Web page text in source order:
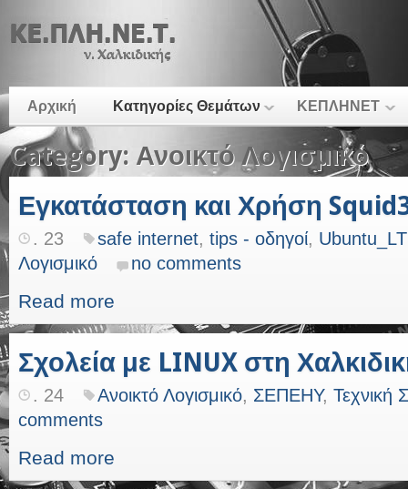
Αρχική Κατηγορίες Θεμάτων ΚΕΠΛΗΝΕΤ
Category: Ανοικτό Λογισμικό
Εγκατάσταση και Χρήση
. 23 safe internet, tips - οδηγοί,
Λογισμικό
no comments
Read more
Σχολεία με LINUX στη
. 24 Ανοικτό Λογισμικό, ΣΕΠΕΗΥ, Τεχνική
comments
Read more